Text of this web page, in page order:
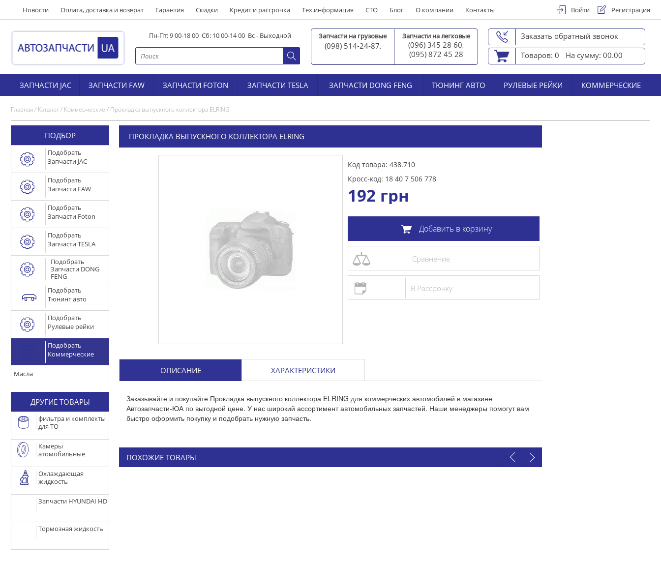
Новости Оплата, доставка и возврат Гарантия Скидки Кредит и рассрочка Тех.информация СТО Блог О компании Контакты Войти Регистрация
Пн-Пт: 9 00-18 00 Сб: 10 00-14 00 Вс - Выходной Запчасти на грузовые
(098) 514-24-87,
Запчасти на легковые
(096) 345 28 60,
(095) 872 45 28
Заказать обратный звонок
Товаров: 0
На сумму: 00.00
ЗАПЧАСТИ JAC ЗАПЧАСТИ FAW ЗАПЧАСТИ FOTON ЗАПЧАСТИ TESLA ЗАПЧАСТИ DONG FENG ТЮНИНГ АВТО РУЛЕВЫЕ РЕЙКИ КОММЕРЧЕСКИЕ
Главная/ Каталог/ Коммерческие / Прокладка выпускного коллектора ELRING
ПОДБОР
Подобрать
Запчасти JAC
Подобрать
Запчасти FAW
Подобрать
Запчасти Foton
Подобрать
Запчасти TESLA
Подобрать
Запчасти DONG
FENG
Подобрать
Тюнинг авто
Подобрать
Рулевые рейки
Подобрать
Коммерческие
Масла
ДРУГИЕ ТОВАРЫ
фильтра и комплекты
для ТО
Камеры
атомобильные
Охлаждающая
жидкость
Запчасти HYUNDAI HD
Тормозная жидкость
ПРОКЛАДКА ВЫПУСКНОГО КОЛЛЕКТОРА ELRING
Код товара: 438.710
Кросс-код: 18 40 7 506 778
192 грн
Добавить в корзину
Сравнение
В Рассрочку
ОПИСАНИЕ ХАРАКТЕРИСТИКИ
Заказывайте и покупайте Прокладка выпускного коллектора ELRING для коммерческих автомобилей в магазине
Автозапчасти-ЮА по выгодной цене. У нас широкий ассортимент автомобильных запчастей. Наши менеджеры помогут вам
быстро оформить покупку и подобрать нужную запчасть.
ПОХОЖИЕ ТОВАРЫ